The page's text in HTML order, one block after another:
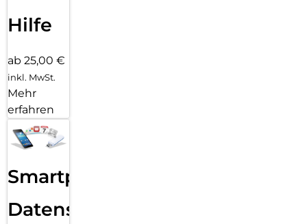
Hilfe
ab 25,00 €
inkl. MwSt.
Mehr
erfahren
Smartphone
Datensicherung